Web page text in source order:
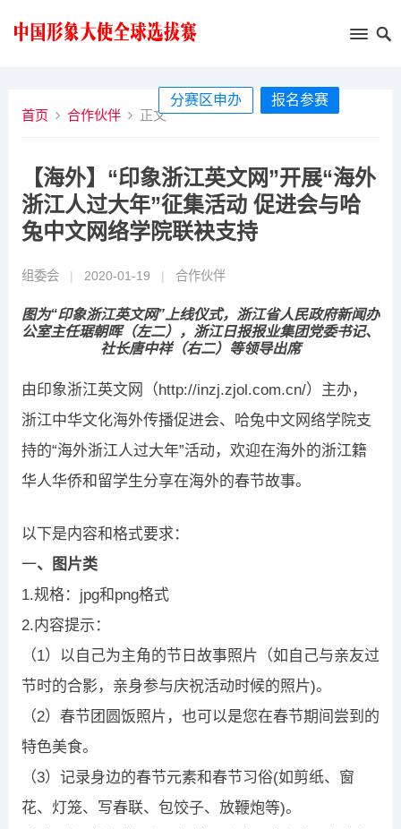
分赛区申办
报名参赛
首页
合作伙伴 正文
【海外】“印象浙江英文网”开展“海外
浙江人过大年”征集活动 促进会与哈
兔中文网络学院联袂支持
组委会 | 2020-01-19 | 合作伙伴
图为“印象浙江英文网”上线仪式，浙江省人民政府新闻办
公室主任琚朝晖（左二），浙江日报报业集团党委书记、
社长唐中祥（右二）等领导出席
由印象浙江英文网（http://inzj.zjol.com.cn/）主办，
浙江中华文化海外传播促进会、哈兔中文网络学院支
持的“海外浙江人过大年”活动，欢迎在海外的浙江籍
华人华侨和留学生分享在海外的春节故事。
以下是内容和格式要求：
一、图片类
1.规格：jpg和png格式
2.内容提示：
（1）以自己为主角的节日故事照片（如自己与亲友过
节时的合影，亲身参与庆祝活动时候的照片)。
（2）春节团圆饭照片，也可以是您在春节期间尝到的
特色美食。
（3）记录身边的春节元素和春节习俗(如剪纸、窗
花、灯笼、写春联、包饺子、放鞭炮等)。